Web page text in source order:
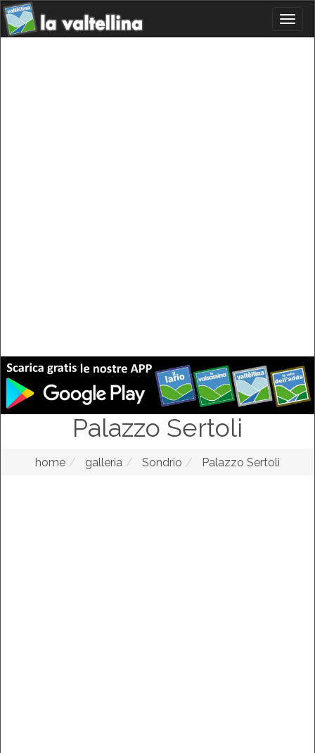
Palazzo Sertoli
home galleria Sondrio Palazzo Sertoli